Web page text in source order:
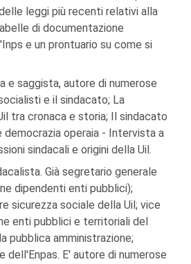
leggi più recenti relativi alla
di documentazione
e un prontuario su come si
e saggista, autore di numerose
e il sindacato; La
tra cronaca e storia; Il sindacato
operaia - Intervista a
sindacali e origini della Uil.
Già segretario generale
dipendenti enti pubblici);
sicurezza sociale della Uil; vice
enti pubblici e territoriali del
pubblica amministrazione;
dell'Enpas. E' autore di numerose